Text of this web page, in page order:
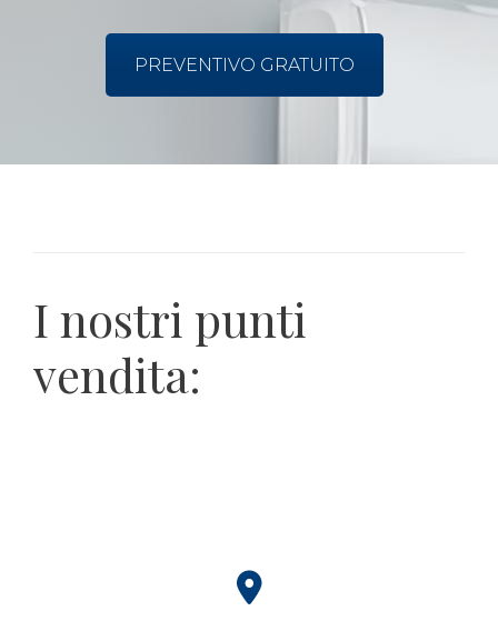
PREVENTIVO GRATUITO
I nostri punti
vendita: